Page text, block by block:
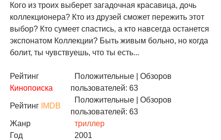
Кого из троих выберет загадочная красавица, дочь
коллекционера? Кто из друзей сможет пережить этот
выбор? Кто сумеет спастись, а кто навсегда останется
экспонатом Коллекции? Быть живым больно, но когда
болит, ты чувствуешь, что ты есть...
Рейтинг
Кинопоиска
Положительные | Обзоров
пользователей: 63
Рейтинг IMDB
Положительные | Обзоров
пользователей: 63
Жанр
триллер
Год
2001